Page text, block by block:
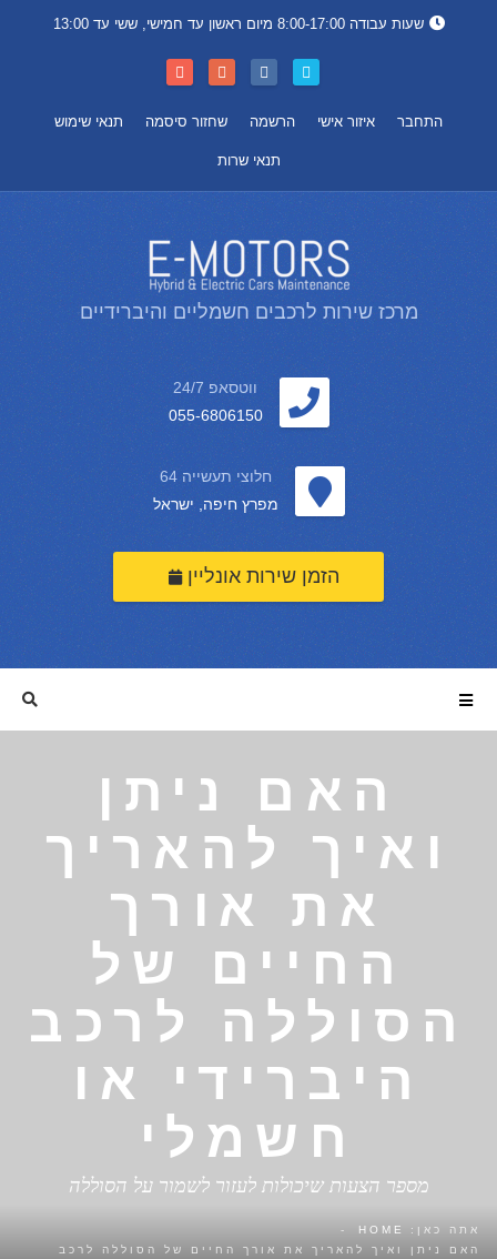
שעות עבודה 8:00-17:00 מיום ראשון עד חמישי, ששי עד 13:00
התחבר איזור אישי הרשמה שחזור סיסמה תנאי שימוש
תנאי שרות
מרכז שירות לרכבים חשמליים והיברידיים
ווטסאפ 24/7
055-6806150
חלוצי תעשייה 64
מפרץ חיפה, ישראל
הזמן שירות אונליין
האם ניתן
ואיך להאריך
את אורך
החיים של
הסוללה לרכב
היברידי או
חשמלי
מספר הצעות שיכולות לעזור לשמור על הסוללה
אתה כאן: HOME
-
האם ניתן ואיך להאריך את אורך החיים של הסוללה לרכב